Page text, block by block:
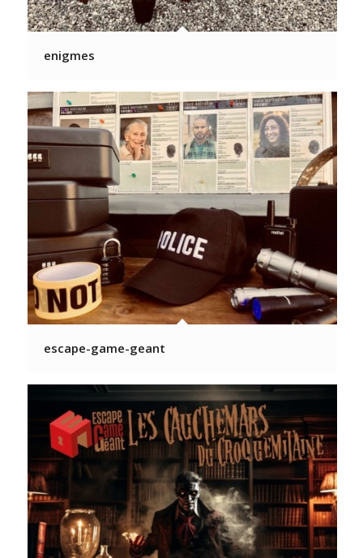
enigmes
escape-game-geant